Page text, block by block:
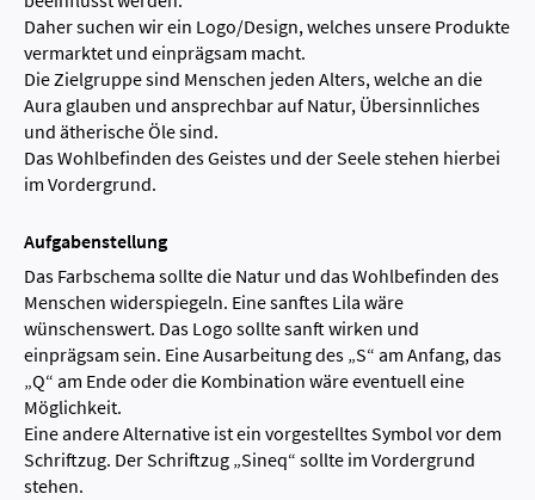
Daher suchen wir ein Logo/Design, welches unsere Produkte
vermarktet und einprägsam macht.
Die Zielgruppe sind Menschen jeden Alters, welche an die
Aura glauben und ansprechbar auf Natur, Übersinnliches
und ätherische Öle sind.
Das Wohlbefinden des Geistes und der Seele stehen hierbei
im Vordergrund.
Aufgabenstellung
Das Farbschema sollte die Natur und das Wohlbefinden des
Menschen widerspiegeln. Eine sanftes Lila wäre
wünschenswert. Das Logo sollte sanft wirken und
einprägsam sein. Eine Ausarbeitung des „S“ am Anfang, das
„Q“ am Ende oder die Kombination wäre eventuell eine
Möglichkeit.
Eine andere Alternative ist ein vorgestelltes Symbol vor dem
Schriftzug. Der Schriftzug „Sineq“ sollte im Vordergrund
stehen.